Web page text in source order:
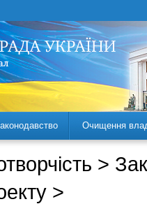
Очищення
>
>